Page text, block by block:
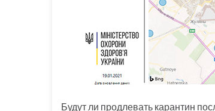
Будут ли продлевать карантин